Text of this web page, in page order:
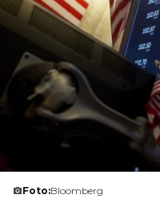
Foto:Bloomberg